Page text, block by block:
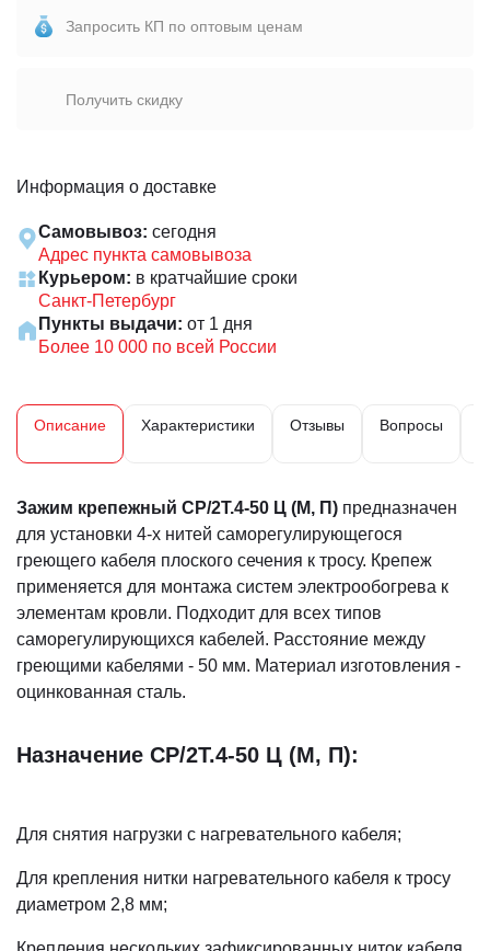
Запросить КП по оптовым ценам
Получить скидку
Информация о доставке
Самовывоз: сегодня
Адрес пункта самовывоза
Курьером: в кратчайшие сроки
Санкт-Петербург
Пункты выдачи: от 1 дня
Более 10 000 по всей России
Описание Характеристики Отзывы Вопросы
Зажим крепежный СР/2Т.4-50 Ц (М, П) предназначен
для установки 4-х нитей саморегулирующегося
греющего кабеля плоского сечения к тросу. Крепеж
применяется для монтажа систем электрообогрева к
элементам кровли. Подходит для всех типов
саморегулирующихся кабелей. Расстояние между
греющими кабелями - 50 мм. Материал изготовления -
оцинкованная сталь.
Назначение СР/2Т.4-50 Ц (М, П):
Для снятия нагрузки с нагревательного кабеля;
Для крепления нитки нагревательного кабеля к тросу
диаметром 2,8 мм;